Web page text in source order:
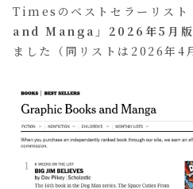
Timesのベストセラーリスト
and Manga」2026年5月版
ました（同リストは2026年4